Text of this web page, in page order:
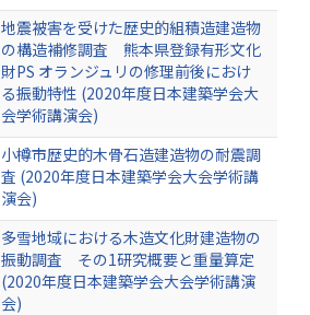
地震被害を受けた歴史的組積造建造物
の構造補修調査 熊本県登録有形文化
財PS オランジュリの修理前後におけ
る振動特性 (2020年度日本建築学会大
会学術講演会)
小樽市歴史的木骨石造建造物の耐震調
査 (2020年度日本建築学会大会学術講
演会)
多雪地域における木造文化財建造物の
振動調査 その1研究概要と重量算定
(2020年度日本建築学会大会学術講演
会)